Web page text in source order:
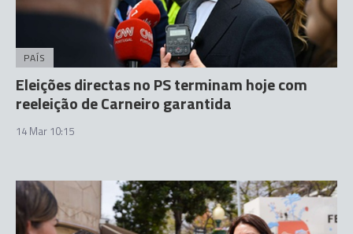
PAÍS
Eleições directas no PS terminam hoje com
reeleição de Carneiro garantida
14 Mar 10:15